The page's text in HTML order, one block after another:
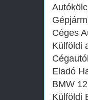
Céges
Külföldi
Eladó
BMW
Külföldi